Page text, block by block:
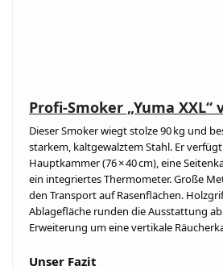
Profi-Smoker „Yuma XXL“
Dieser Smoker wiegt stolze 90 kg und
starkem, kaltgewalztem Stahl. Er
Hauptkammer (76 × 40 cm), eine
ein integriertes Thermometer. Große
den Transport auf Rasenflächen.
Ablagefläche runden die Ausstattung
Erweiterung um eine vertikale
Unser Fazit